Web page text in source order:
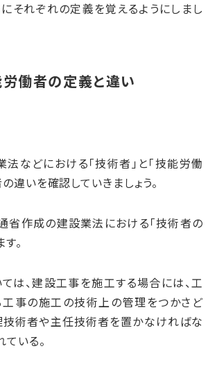
それぞれの定義を覚えるようにしまし
労働者の定義と違い
法などにおける「技術者」と「技能労働
違いを確認していきましょう。
省作成の建設業法における「技術者の
。
は、建設工事を施工する場合には、工
事の施工の技術上の管理をつかさど
技術者や主任技術者を置かなければな
いる。